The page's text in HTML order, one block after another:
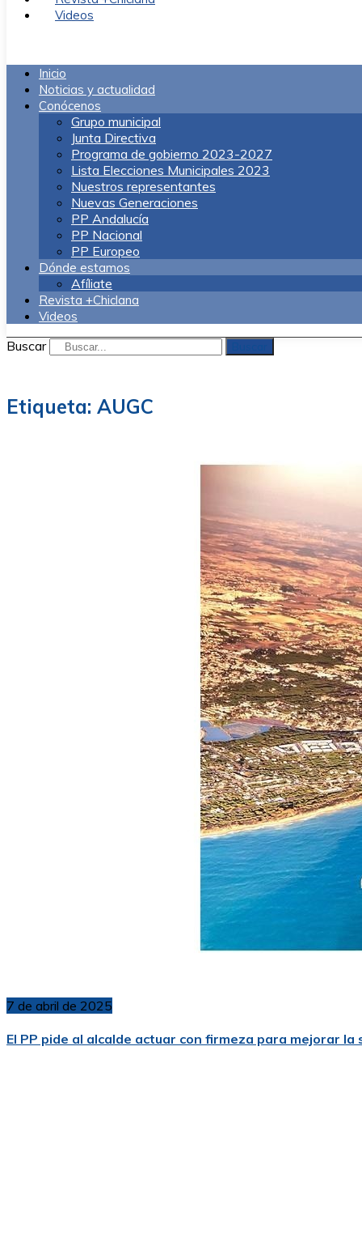
Videos
Inicio
Noticias y actualidad
Conócenos
Grupo municipal
Junta Directiva
Programa de gobierno 2023-2027
Lista Elecciones Municipales 2023
Nuestros representantes
Nuevas Generaciones
PP Andalucía
PP Nacional
PP Europeo
Dónde estamos
Afíliate
Revista +Chiclana
Videos
Buscar
Etiqueta: AUGC
7 de abril de 2025
El PP pide al alcalde actuar con firmeza para mejorar la